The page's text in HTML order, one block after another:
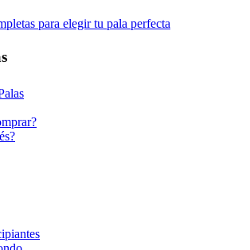
para elegir tu pala perfecta